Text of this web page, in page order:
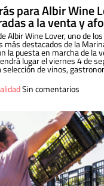
para Albir Wine
a la venta y
Albir Wine Lover, uno de
destacados de la
la puesta en marcha de la
lugar el viernes 4 de
selección de vinos,
Sin comentarios